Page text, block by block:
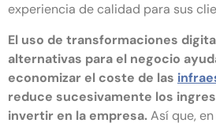
experiencia de calidad para sus
El uso de transformaciones
alternativas para el negocio
economizar el coste de las
reduce sucesivamente los
invertir en la empresa.Así que,